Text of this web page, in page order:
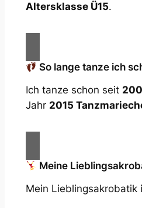
Altersklasse Ü15.
So lange tanze ich
Ich tanze schon seit
Jahr 2015
Meine
Mein Lieblingsakrobatik